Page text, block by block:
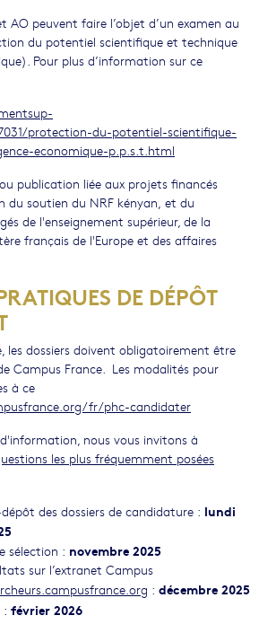
AO peuvent faire l’objet d’un examen au
du potentiel scientifique et technique
Pour plus d’information sur ce
protection-du-potentiel-scientifique-
economique-p.p.s.t.html
publication liée aux projets financés
soutien du NRF kényan, et du
de l'enseignement supérieur, de la
français de l'Europe et des affaires
DE DÉPÔT
les dossiers doivent obligatoirement être
Campus France. Les modalités pour
à ce
fr/phc-candidater
nous vous invitons à
les plus fréquemment posées
des dossiers de candidature : lundi
sélection : novembre 2025
sur l’extranet Campus
: décembre2025
: février 2026